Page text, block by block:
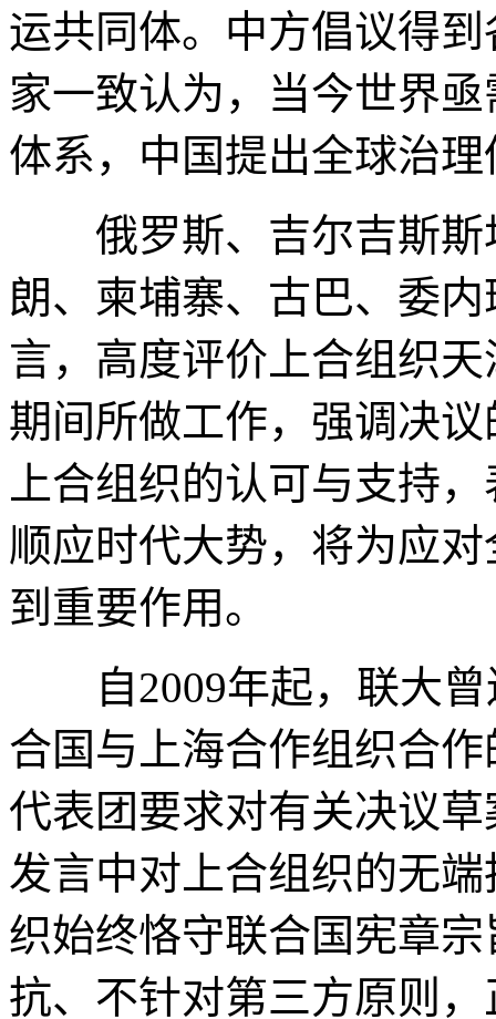
运共同体。中方倡议得
家一致认为，当今世界
体系，中国提出全球治
俄罗斯、吉尔吉斯斯
朗、柬埔寨、古巴、委
言，高度评价上合组织
期间所做工作，强调决
上合组织的认可与支持
顺应时代大势，将为应
到重要作用。
自2009年起，联大曾
合国与上海合作组织合
代表团要求对有关决议
发言中对上合组织的无
织始终恪守联合国宪章
抗、不针对第三方原则